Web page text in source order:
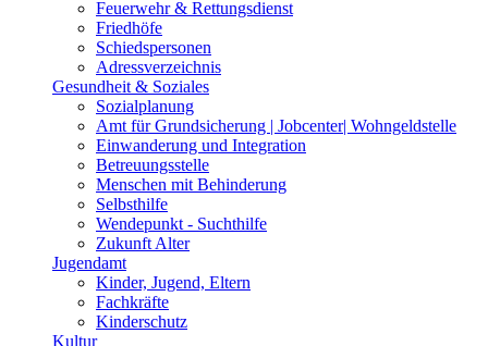
Feuerwehr & Rettungsdienst
Friedhöfe
Schiedspersonen
Adressverzeichnis
Gesundheit & Soziales
Sozialplanung
Amt für Grundsicherung | Jobcenter| Wohngeldstelle
Einwanderung und Integration
Betreuungsstelle
Menschen mit Behinderung
Selbsthilfe
Wendepunkt - Suchthilfe
Zukunft Alter
Jugendamt
Kinder, Jugend, Eltern
Fachkräfte
Kinderschutz
Kultur